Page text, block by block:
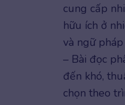
cung cấp
hữu ích ở
và ngữ
– Bài đọc
đến khó,
chọn theo